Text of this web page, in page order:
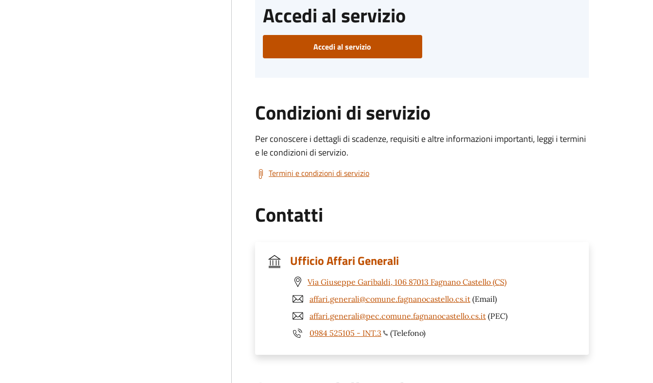
Accedi al servizio
Accedi al servizio
Condizioni di servizio
Per conoscere i dettagli di scadenze, requisiti e altre informazioni importanti, leggi i termini
e le condizioni di servizio.
Termini e condizioni di servizio
Contatti
Ufficio Affari Generali
Via Giuseppe Garibaldi, 106 87013 Fagnano Castello (CS)
affari.generali@comune.fagnanocastello.cs.it (Email)
affari.generali@pec.comune.fagnanocastello.cs.it (PEC)
0984 525105 - INT.3
(Telefono)